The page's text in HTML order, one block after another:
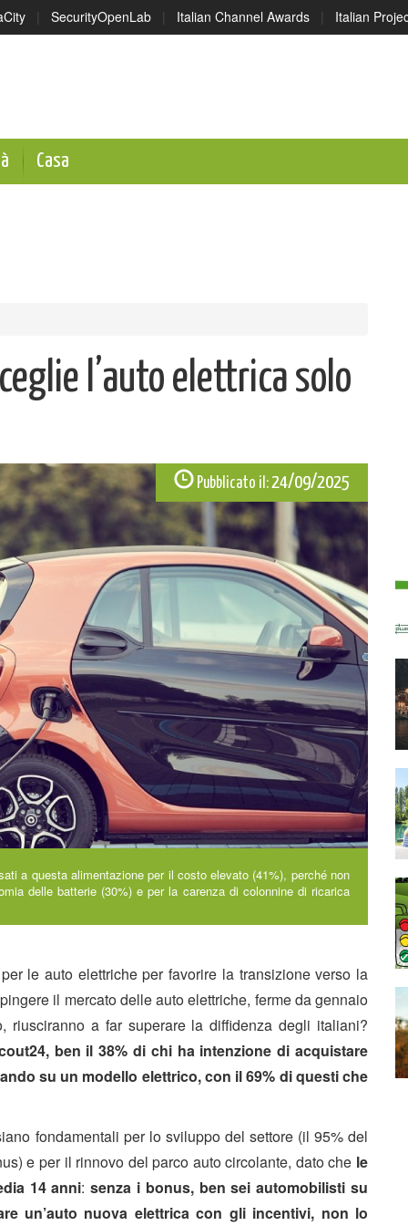
| SecurityOpenLab | Italian Channel Awards | Italian
Casa
l’auto elettrica solo
Pubblicato il:24/09/2025
a questa alimentazione per il costo elevato (41%), perché non
delle batterie (30%) e per la carenza di colonnine di ricarica
le auto elettriche per favorire la transizione verso la
il mercato delle auto elettriche, ferme da gennaio
a far superare la diffidenza degli italiani?
ben il 38% di chi ha intenzione di acquistare
su un modello elettrico, con il 69% di questi che
fondamentali per lo sviluppo del settore (il 95% del
e per il rinnovo del parco auto circolante, dato che le
14 anni:senza i bonus, ben sei automobilisti su
un’auto nuova elettrica con gli incentivi, non lo